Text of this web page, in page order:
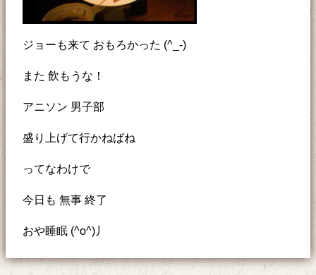
ジョーも来て おもろかった (^_-)
また 飲もうな！
アニソン 男子部
盛り上げて行かねばね
ってなわけで
今日も 無事 終了
おや睡眠 (^o^)丿